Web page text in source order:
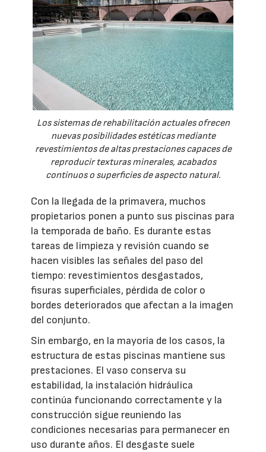
Los sistemas de rehabilitación actuales ofrecen
nuevas posibilidades estéticas mediante
revestimientos de altas prestaciones capaces de
reproducir texturas minerales, acabados
continuos o superficies de aspecto natural.
Con la llegada de la primavera, muchos
propietarios ponen a punto sus piscinas para
la temporada de baño. Es durante estas
tareas de limpieza y revisión cuando se
hacen visibles las señales del paso del
tiempo: revestimientos desgastados,
fisuras superficiales, pérdida de color o
bordes deteriorados que afectan a la imagen
del conjunto.
Sin embargo, en la mayoría de los casos, la
estructura de estas piscinas mantiene sus
prestaciones. El vaso conserva su
estabilidad, la instalación hidráulica
continúa funcionando correctamente y la
construcción sigue reuniendo las
condiciones necesarias para permanecer en
uso durante años. El desgaste suele